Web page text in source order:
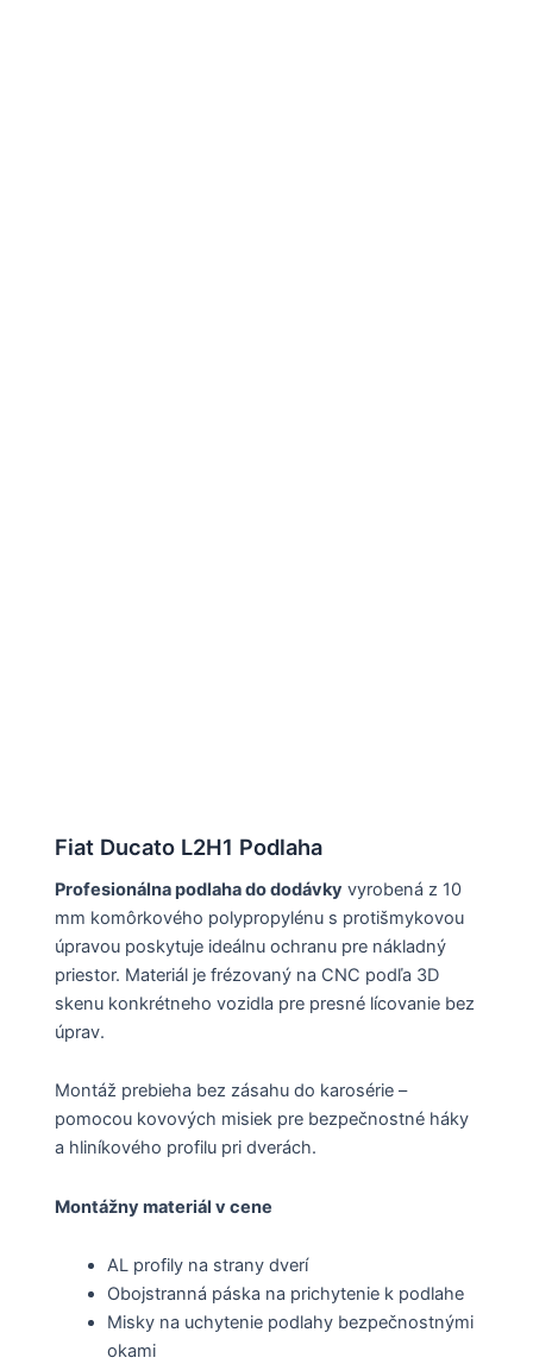
Fiat Ducato L2H1 Podlaha
Profesionálna podlaha do dodávky vyrobená z 10
mm komôrkového polypropylénu s protišmykovou
úpravou poskytuje ideálnu ochranu pre nákladný
priestor. Materiál je frézovaný na CNC podľa 3D
skenu konkrétneho vozidla pre presné lícovanie bez
úprav.
Montáž prebieha bez zásahu do karosérie –
pomocou kovových misiek pre bezpečnostné háky
a hliníkového profilu pri dverách.
Montážny materiál v cene
AL profily na strany dverí
Obojstranná páska na prichytenie k podlahe
Misky na uchytenie podlahy bezpečnostnými
okami